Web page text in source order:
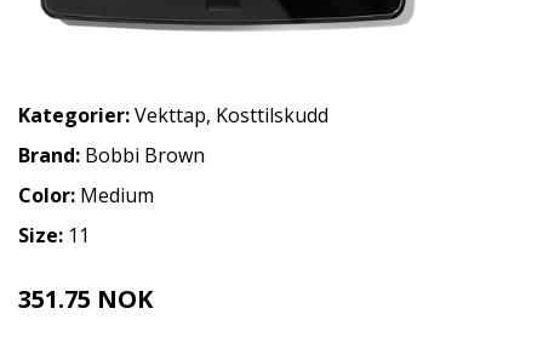
Kategorier:Vekttap, Kosttilskudd
Brand: Bobbi Brown
Color: Medium
Size: 11
351.75 NOK